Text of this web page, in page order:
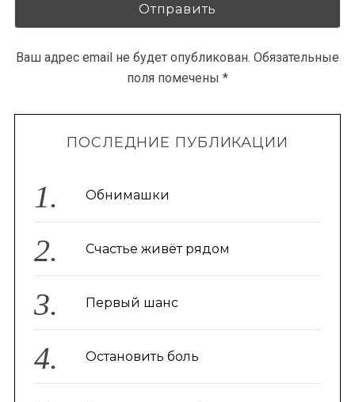
Ваш адрес email не будет опубликован. Обязательные
поля помечены *
ПОСЛЕДНИЕ ПУБЛИКАЦИИ
Обнимашки
Счастье живёт рядом
Первый шанс
Остановить боль